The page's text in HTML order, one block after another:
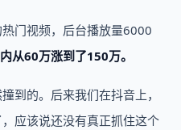
门视频，后台播放量6000
从60万涨到了150万。
到的。后来我们在抖音上，
应该说还没有真正抓住这个